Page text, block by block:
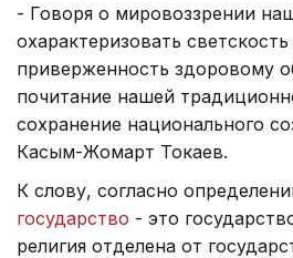
- Говоря о мировоззрении
охарактеризовать
приверженность здоровому
почитание нашей
сохранение национального
Касым-Жомарт Токаев.
К слову, согласно
государство - это
религия отделена от